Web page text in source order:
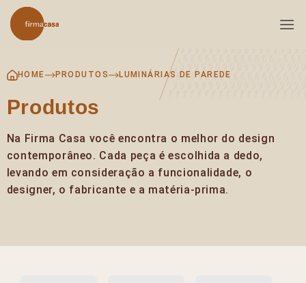
Skip
to
content
Produtos
Na Firma Casa você encontra o melhor do design
contemporâneo. Cada peça é escolhida a dedo,
levando em consideração a funcionalidade, o
designer, o fabricante e a matéria-prima.
HOME PRODUTOS LUMINÁRIAS DE PAREDE